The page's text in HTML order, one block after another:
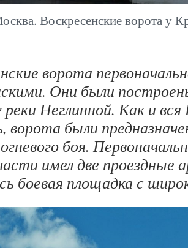
Воскресенские ворота у
ворота
Они были
реки Неглинной. Как и
ворота были
боя.
имел две проездные
боевая площадка с